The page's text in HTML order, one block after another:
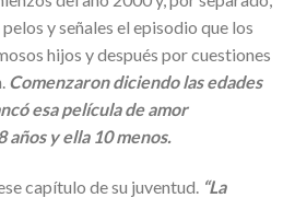
y señales el episodio que los
hijos y después por cuestiones
Comenzaron diciendo las edades
esa película de amor
años y ella 10 menos.
capítulo de su juventud. “La